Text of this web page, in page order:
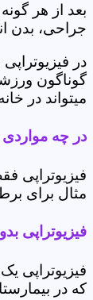
بعد از هر
جراحی، بدن
در
گوناگون
میتواند در
در چه مواردی
فیزیوتراپی
مثال برای
فیزیوتراپی
فیزیوتراپی
که در